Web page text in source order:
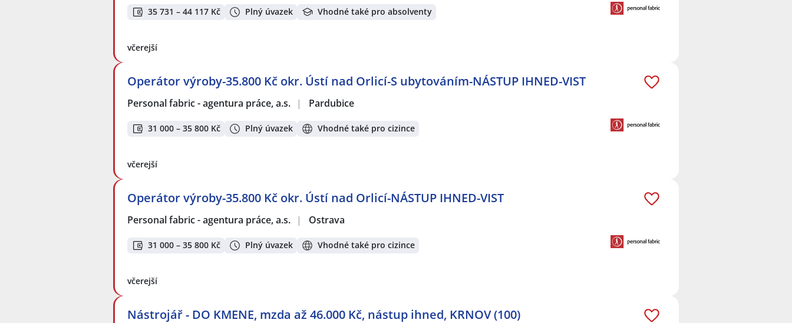
35 731 – 44 117 Kč Plný úvazek Vhodné také pro absolventy
včerejší
Operátor výroby-35.800 Kč okr. Ústí nad Orlicí-S ubytováním-NÁSTUP IHNED-VIST
Personal fabric - agentura práce, a.s. | Pardubice
31 000 – 35 800 Kč Plný úvazek Vhodné také pro cizince
včerejší
Operátor výroby-35.800 Kč okr. Ústí nad Orlicí-NÁSTUP IHNED-VIST
Personal fabric - agentura práce, a.s. | Ostrava
31 000 – 35 800 Kč Plný úvazek Vhodné také pro cizince
včerejší
Nástrojář - DO KMENE, mzda až 46.000 Kč, nástup ihned, KRNOV (100)